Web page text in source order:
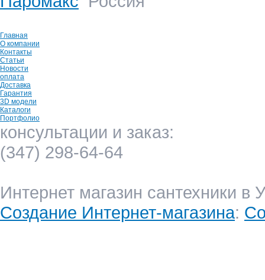
Главная
О компании
Контакты
Статьи
Новости
оплата
Доставка
Гарантия
3D модели
Каталоги
Портфолио
консультации и заказ:
(347) 298-64-64
Интернет магазин сантехники
Создание Интернет-магазина: